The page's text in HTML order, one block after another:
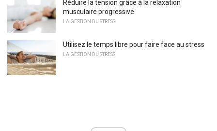
Réduire la tension grâce à la relaxation
musculaire progressive
LA GESTION DU STRESS
Utilisez le temps libre pour faire face au stress
LA GESTION DU STRESS